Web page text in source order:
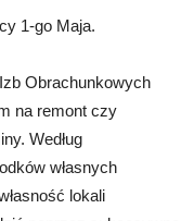
1-go Maja.
Obrachunkowych
na remont czy
Według
własnych
lokali